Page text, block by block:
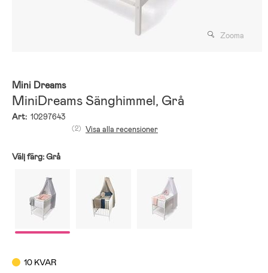
Zooma
Mini Dreams
MiniDreams Sänghimmel, Grå
Art: 10297643
(2) Visa alla recensioner
Välj färg:Grå
10 KVAR